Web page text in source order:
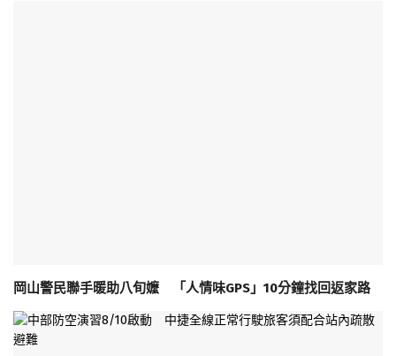
岡山警民聯手暖助八旬嬤 「人情味GPS」10分鐘找回返家路